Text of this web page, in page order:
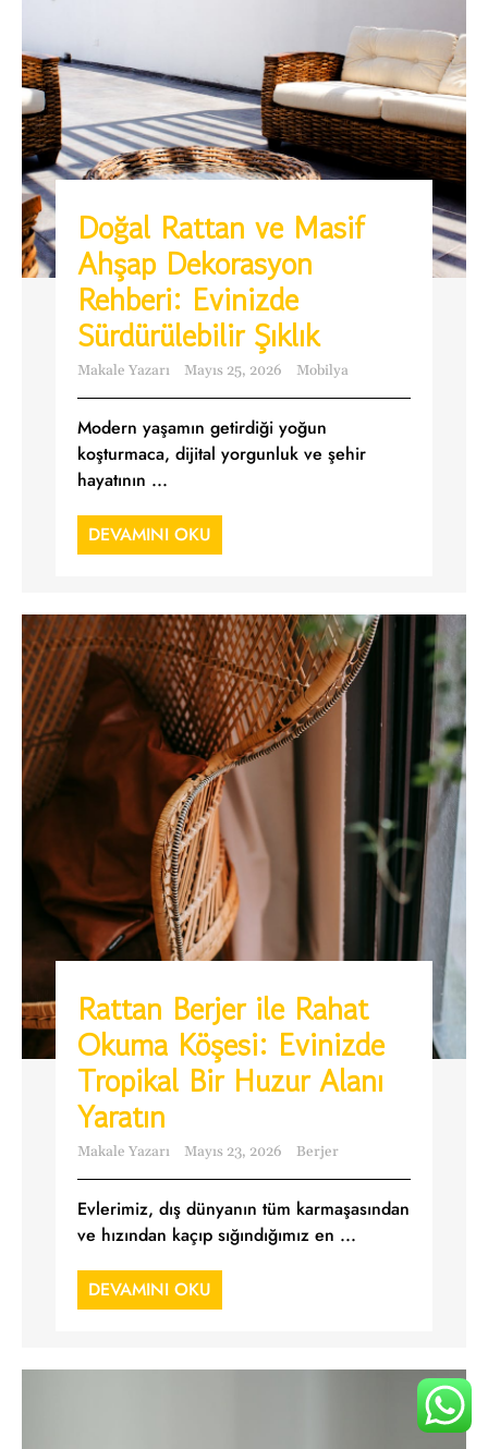
Doğal Rattan ve Masif
Ahşap Dekorasyon
Rehberi: Evinizde
Sürdürülebilir Şıklık
Makale Yazarı Mayıs 25, 2026 Mobilya
Modern yaşamın getirdiği yoğun
koşturmaca, dijital yorgunluk ve şehir
hayatının ...
DEVAMINI OKU
Rattan Berjer ile Rahat
Okuma Köşesi: Evinizde
Tropikal Bir Huzur Alanı
Yaratın
Makale Yazarı Mayıs 23, 2026 Berjer
Evlerimiz, dış dünyanın tüm karmaşasından
ve hızından kaçıp sığındığımız en ...
DEVAMINI OKU